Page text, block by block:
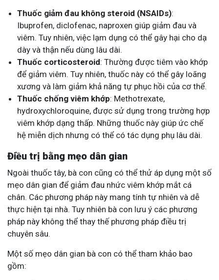
Thuốc giảm đau không steroid (NSAIDs):
Ibuprofen, diclofenac, naproxen giúp giảm đau và
viêm. Tuy nhiên, việc lạm dụng có thể gây hại cho dạ
dày và thận nếu dùng lâu dài.
Thuốc corticosteroid: Thường được tiêm vào khớp
để giảm viêm. Tuy nhiên, thuốc này có thể gây loãng
xương và làm giảm khả năng tự phục hồi của cơ thể.
Thuốc chống viêm khớp: Methotrexate,
hydroxychloroquine, được sử dụng trong trường hợp
viêm khớp dạng thấp. Những thuốc này giúp ức chế
hệ miễn dịch nhưng có thể có tác dụng phụ lâu dài.
Điều trị bằng mẹo dân gian
Ngoài thuốc tây, bà con cũng có thể thử áp dụng một số
mẹo dân gian để giảm đau nhức viêm khớp mắt cá
chân. Các phương pháp này mang tính tự nhiên và dễ
thực hiện tại nhà. Tuy nhiên bà con lưu ý các phương
pháp này không thể thay thế phương pháp điều trị
chuyên sâu.
Một số mẹo dân gian bà con có thể tham khảo bao
gồm: